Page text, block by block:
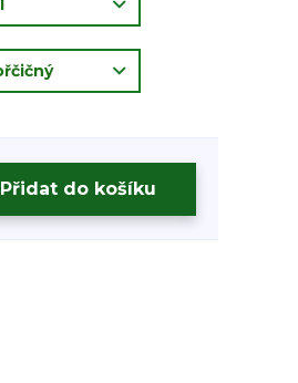
Přidat do košíku